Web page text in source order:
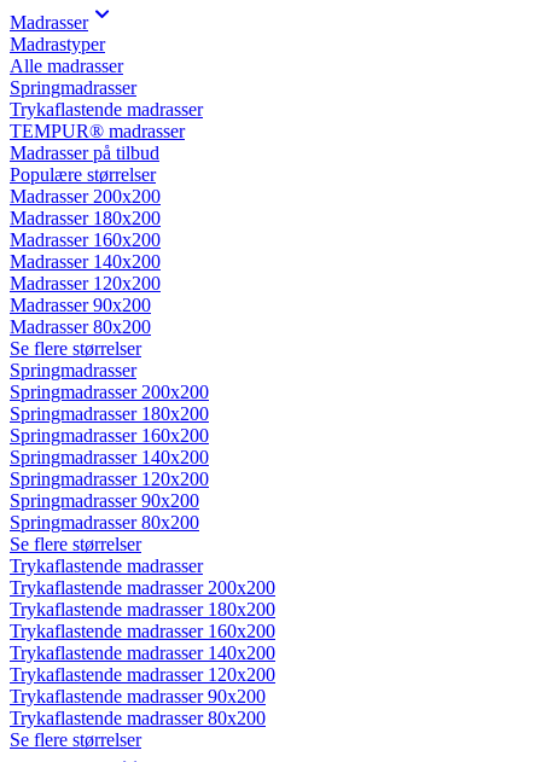
Madrasser
Madrastyper
Alle madrasser
Springmadrasser
Trykaflastende madrasser
TEMPUR® madrasser
Madrasser på tilbud
Populære størrelser
Madrasser 200x200
Madrasser 180x200
Madrasser 160x200
Madrasser 140x200
Madrasser 120x200
Madrasser 90x200
Madrasser 80x200
Se flere størrelser
Springmadrasser
Springmadrasser 200x200
Springmadrasser 180x200
Springmadrasser 160x200
Springmadrasser 140x200
Springmadrasser 120x200
Springmadrasser 90x200
Springmadrasser 80x200
Se flere størrelser
Trykaflastende madrasser
Trykaflastende madrasser 200x200
Trykaflastende madrasser 180x200
Trykaflastende madrasser 160x200
Trykaflastende madrasser 140x200
Trykaflastende madrasser 120x200
Trykaflastende madrasser 90x200
Trykaflastende madrasser 80x200
Se flere størrelser